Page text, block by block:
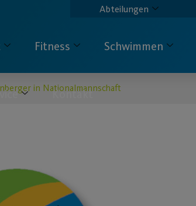
Abteilungen
Fitness Schwimmen
Kontakt
in Nationalmannschaft